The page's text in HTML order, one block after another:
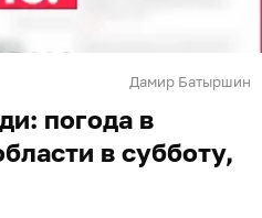
Дамир Батыршин
погода в
в субботу,